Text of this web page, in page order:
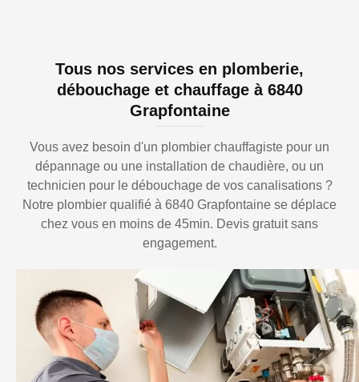
Tous nos services en plomberie,
débouchage et chauffage à 6840
Grapfontaine
Vous avez besoin d'un plombier chauffagiste pour un
dépannage ou une installation de chaudière, ou un
technicien pour le débouchage de vos canalisations ?
Notre plombier qualifié à 6840 Grapfontaine se déplace
chez vous en moins de 45min. Devis gratuit sans
engagement.